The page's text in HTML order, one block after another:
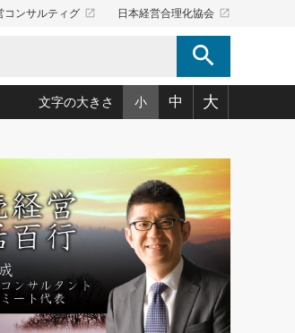
コンサルティグ launch 日本経営合理化協会 launch
search
もっとみる
達人(127)
(86)
経営学(132)
ための「か・ら・だマネジメント」
・仕事術(180)
ン(12)
者インタビュー(44)
経営ニュース(100)
形庵(けいえいむぎょうあん)(166)
局(1)
牟田太陽(76)
う 実学・耳学・磨く「ミミガク」のすすめ
文字の大きさ 小 中 大